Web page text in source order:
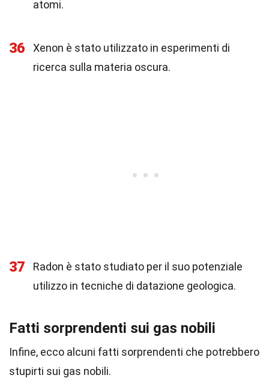
atomi.
36
Xenon è stato utilizzato in esperimenti di
ricerca sulla materia oscura.
37
Radon è stato studiato per il suo potenziale
utilizzo in tecniche di datazione geologica.
Fatti sorprendenti sui gas nobili
Infine, ecco alcuni fatti sorprendenti che potrebbero
stupirti sui gas nobili.